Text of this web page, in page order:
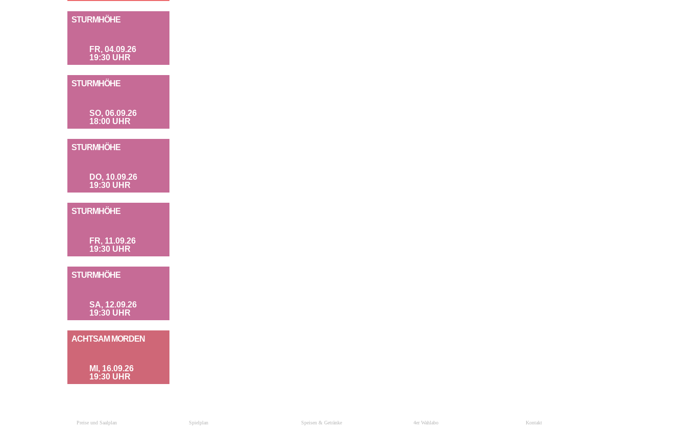
STURMHÖHE
FR, 04.09.26
19:30 UHR
STURMHÖHE
SO, 06.09.26
18:00 UHR
STURMHÖHE
DO, 10.09.26
19:30 UHR
STURMHÖHE
FR, 11.09.26
19:30 UHR
STURMHÖHE
SA, 12.09.26
19:30 UHR
ACHTSAM MORDEN
MI, 16.09.26
19:30 UHR
Preise und Saalplan Spielplan Speisen & Getränke 4er Wahlabo Kontakt